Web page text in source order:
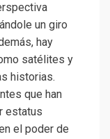
un giro
hay
satélites y
historias.
que han
estatus
el poder de